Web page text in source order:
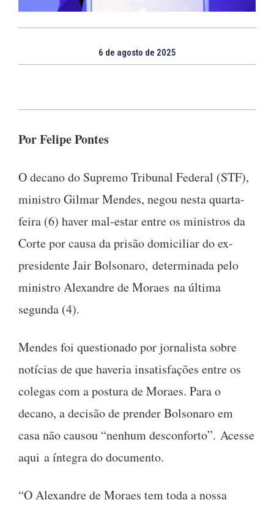
6 de agosto de 2025
Por Felipe Pontes
O decano do Supremo Tribunal Federal (STF),
ministro Gilmar Mendes, negou nesta quarta-
feira (6) haver mal-estar entre os ministros da
Corte por causa da prisão domiciliar do ex-
presidente Jair Bolsonaro, determinada pelo
ministro Alexandre de Moraes na última
segunda (4).
Mendes foi questionado por jornalista sobre
notícias de que haveria insatisfações entre os
colegas com a postura de Moraes. Para o
decano, a decisão de prender Bolsonaro em
casa não causou “nenhum desconforto”. Acesse
aqui a íntegra do documento.
“O Alexandre de Moraes tem toda a nossa